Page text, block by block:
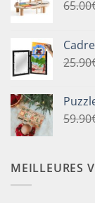
65.00
25.90
59.90
MEILLEURES